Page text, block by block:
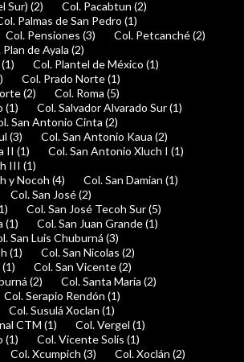
Sur) (2)
Col. Pacabtun (2)
Palmas de San Pedro (1)
Col. Pensiones (3)
Col. Petcanché (2)
Plan de Ayala (2)
Col. Plantel de México (1)
Col. Prado Norte (1)
(2)
Col. Roma (5)
(1)
Col. Salvador Alvarado Sur (1)
San Antonio Cinta (2)
(3)
Col. San Antonio Kaua (2)
II (1)
Col. San Antonio Xluch I (1)
III (1)
y Nocoh (4)
Col. San Damian (1)
Col. San José (2)
Col. San José Tecoh Sur (5)
(1)
Col. San Juan Grande (1)
San Luis Chuburná (3)
(1)
Col. San Nicolas (2)
Col. San Vicente (2)
(2)
Col. Santa María (2)
Col. Serapio Rendón (1)
Col. Susulá Xoclan (1)
CTM (1)
Col. Vergel (1)
(1)
Col. Vicente Solís (1)
Col. Xcumpich (3)
Col. Xoclán (2)